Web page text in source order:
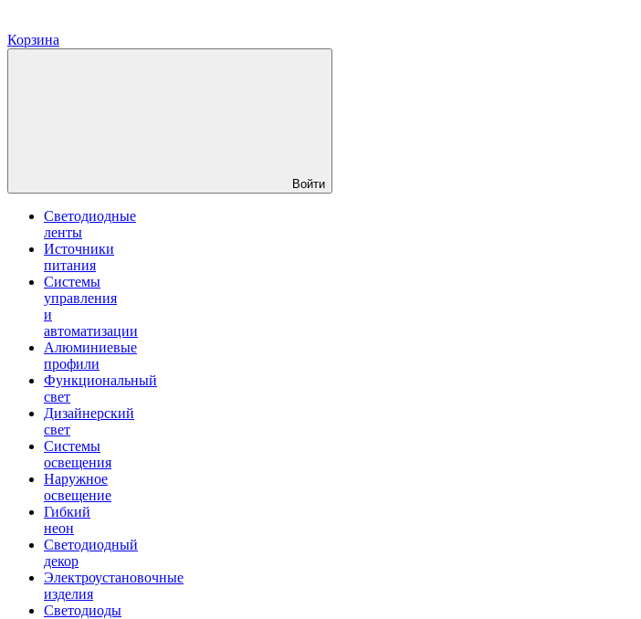
Корзина
Войти
Светодиодные
ленты
Источники
питания
Системы
управления
и
автоматизации
Алюминиевые
профили
Функциональный
свет
Дизайнерский
свет
Системы
освещения
Наружное
освещение
Гибкий
неон
Светодиодный
декор
Электроустановочные
изделия
Светодиоды